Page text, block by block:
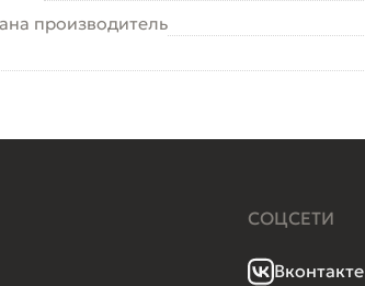
производитель
СОЦСЕТИ
Вконтакте